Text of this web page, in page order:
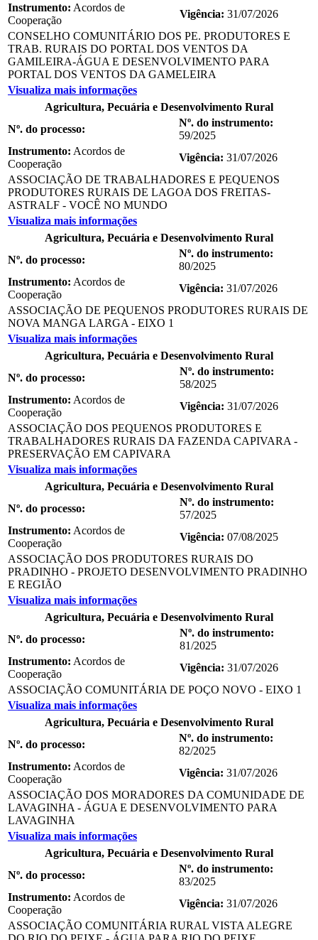
Instrumento: Acordos de
Cooperação
Vigência: 31/07/2026
CONSELHO COMUNITÁRIO DOS PE. PRODUTORES E
TRAB. RURAIS DO PORTAL DOS VENTOS DA
GAMILEIRA-ÁGUA E DESENVOLVIMENTO PARA
PORTAL DOS VENTOS DA GAMELEIRA
Visualiza mais informações
Agricultura, Pecuária e Desenvolvimento Rural
Nº. do processo:
Nº. do instrumento:
59/2025
Instrumento: Acordos de
Cooperação
Vigência: 31/07/2026
ASSOCIAÇÃO DE TRABALHADORES E PEQUENOS
PRODUTORES RURAIS DE LAGOA DOS FREITAS-
ASTRALF - VOCÊ NO MUNDO
Visualiza mais informações
Agricultura, Pecuária e Desenvolvimento Rural
Nº. do processo:
Nº. do instrumento:
80/2025
Instrumento: Acordos de
Cooperação
Vigência: 31/07/2026
ASSOCIAÇÃO DE PEQUENOS PRODUTORES RURAIS DE
NOVA MANGA LARGA - EIXO 1
Visualiza mais informações
Agricultura, Pecuária e Desenvolvimento Rural
Nº. do processo:
Nº. do instrumento:
58/2025
Instrumento: Acordos de
Cooperação
Vigência: 31/07/2026
ASSOCIAÇÃO DOS PEQUENOS PRODUTORES E
TRABALHADORES RURAIS DA FAZENDA CAPIVARA -
PRESERVAÇÃO EM CAPIVARA
Visualiza mais informações
Agricultura, Pecuária e Desenvolvimento Rural
Nº. do processo:
Nº. do instrumento:
57/2025
Instrumento: Acordos de
Cooperação
Vigência: 07/08/2025
ASSOCIAÇÃO DOS PRODUTORES RURAIS DO
PRADINHO - PROJETO DESENVOLVIMENTO PRADINHO
E REGIÃO
Visualiza mais informações
Agricultura, Pecuária e Desenvolvimento Rural
Nº. do processo:
Nº. do instrumento:
81/2025
Instrumento: Acordos de
Cooperação
Vigência: 31/07/2026
ASSOCIAÇÃO COMUNITÁRIA DE POÇO NOVO - EIXO 1
Visualiza mais informações
Agricultura, Pecuária e Desenvolvimento Rural
Nº. do processo:
Nº. do instrumento:
82/2025
Instrumento: Acordos de
Cooperação
Vigência: 31/07/2026
ASSOCIAÇÃO DOS MORADORES DA COMUNIDADE DE
LAVAGINHA - ÁGUA E DESENVOLVIMENTO PARA
LAVAGINHA
Visualiza mais informações
Agricultura, Pecuária e Desenvolvimento Rural
Nº. do processo:
Nº. do instrumento:
83/2025
Instrumento: Acordos de
Cooperação
Vigência: 31/07/2026
ASSOCIAÇÃO COMUNITÁRIA RURAL VISTA ALEGRE